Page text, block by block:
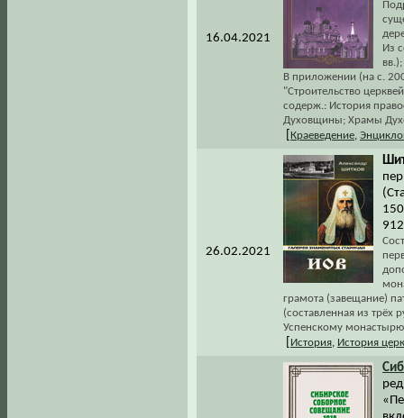
16.04.2021
Из
В приложении (на с.
"Строительство
содерж.: История
Духовщины; Храмы
Краеведение
26.02.2021
грамота (завещание)
(составленная из трёх
Успенскому монастырю
История История